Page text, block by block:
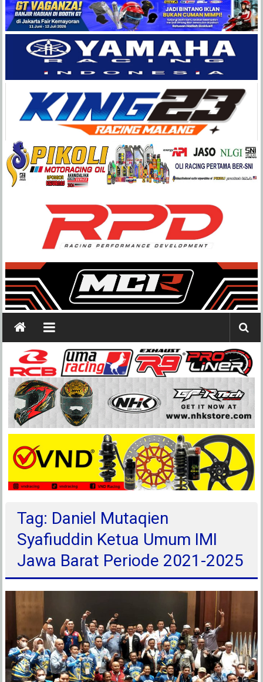
Balap
Paling
Lengkap
Tag: Daniel Mutaqien
Syafiuddin Ketua Umum IMI
Jawa Barat Periode 2021-2025